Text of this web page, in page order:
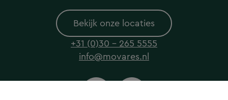
Bekijk onze locaties
+31 (0)30 - 265 5555
info@movares.nl